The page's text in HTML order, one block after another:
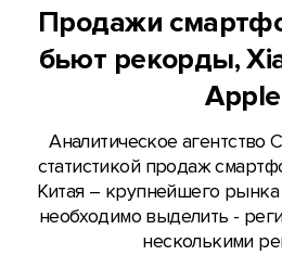
Продажи
бьют рекорды,
Apple
Аналитическое агентство
статистикой продаж
Китая – крупнейшего
необходимо выделить -
несколькими